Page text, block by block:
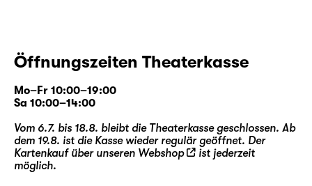
Öffnungszeiten Theaterkasse
Mo–Fr 10:00–19:00
Sa 10:00–14:00
Vom 6.7. bis 18.8. bleibt die Theaterkasse geschlossen. Ab
dem 19.8. ist die Kasse wieder regulär geöffnet. Der
Kartenkauf über unseren Webshop
ist jederzeit
möglich.